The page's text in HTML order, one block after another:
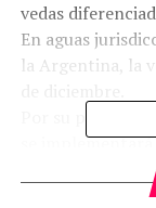
vedas
En aguas
la Argentina, la
Por su parte,
se
de un año,
Misiones, la